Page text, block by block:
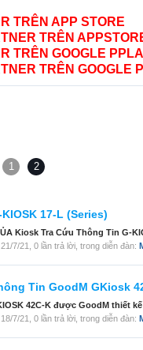
TRÊN APP STORE
TRÊN
TRÊN GOOGLE
TRÊN GOOGLE
1 2
17-L (Series)
Kiosk Tra Cứu Thông Tin G-
21/7/21 , 0 lần trả lời, trong diễn đàn:
Tin GoodM GKiosk
42C-K được GoodM thiết
18/7/21 , 0 lần trả lời, trong diễn đàn: